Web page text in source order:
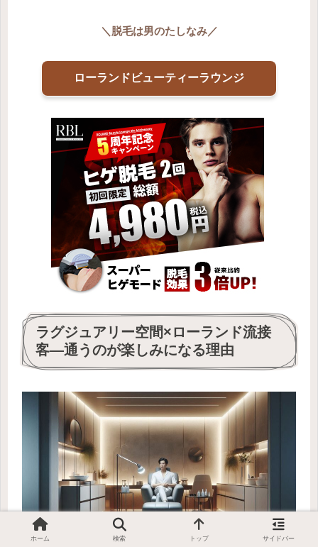
＼ 脱毛は男のたしなみ／
ローランドビューティーラウンジ
ラグジュアリー空間×ローランド流接
客―通うのが楽しみになる理由
ホーム 検索 トップ サイドバー